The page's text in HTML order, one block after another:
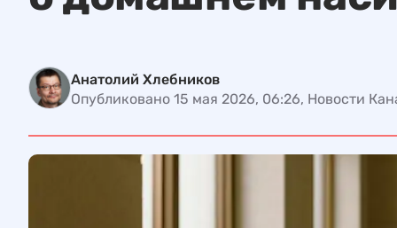
Анатолий Хлебников
Опубликовано 15 мая 2026, 06:26, Новости